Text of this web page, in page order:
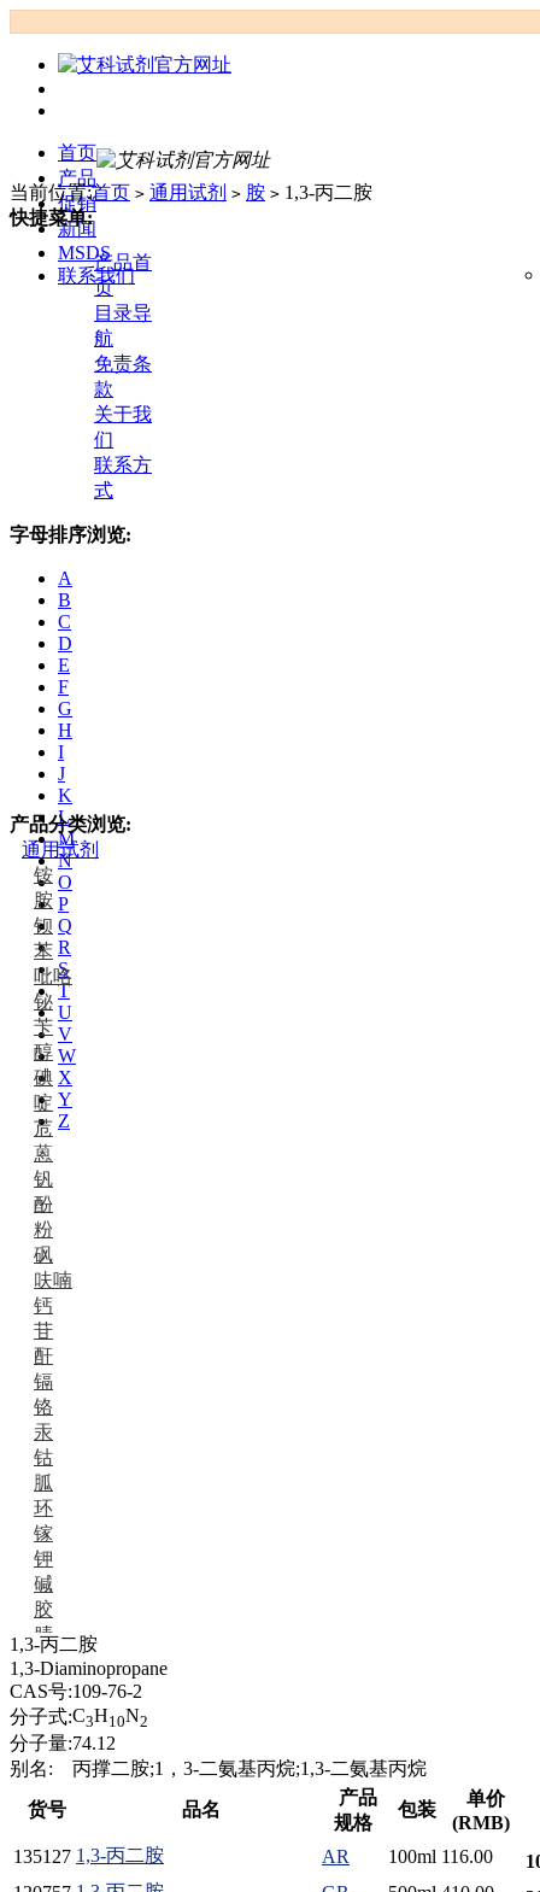
首页
产品
促销
新闻
MSDS
联系我们
当前位置:首页 > 通用试剂 > 胺 > 1,3-丙二胺
快捷菜单:
产品首
页
目录导
航
免责条
款
关于我
们
联系方
式
字母排序浏览:
A
B
C
D
E
F
G
H
I
J
K
L
M
N
O
P
Q
R
S
T
U
V
W
X
Y
Z
产品分类浏览:
通用试剂
铵
胺
钡
苯
吡咯
铋
苄
醇
碘
啶
苊
蒽
钒
酚
粉
砜
呋喃
钙
苷
酐
镉
铬
汞
钴
胍
环
镓
钾
碱
胶
腈
精
肼
醌
蜡
锂
磷
硫
铝
1,3-丙二胺
1,3-Diaminopropane
CAS号:109-76-2
分子式:C3H10N2
分子量:74.12
别名:
丙撑二胺;1，3-二氨基丙烷;1,3-二氨基丙烷
货号
品名
产品
规格
包装
单价
(RMB)
135127 1,3-丙二胺 AR 100ml 116.00